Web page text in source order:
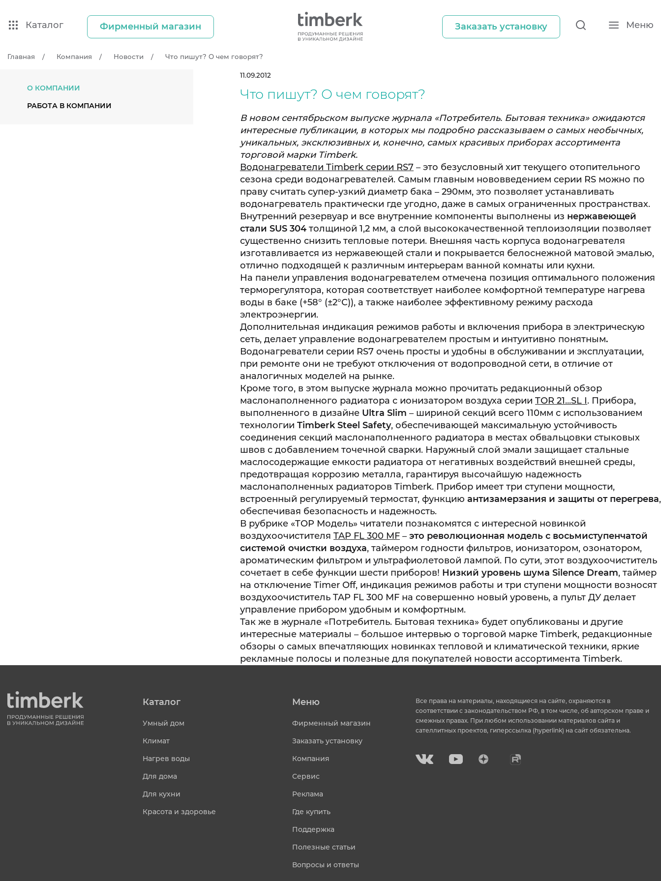
Каталог Фирменный магазин Заказать установку Меню
Главная Компания Новости Что пишут? О чем говорят?
О КОМПАНИИ
РАБОТА В КОМПАНИИ
11.09.2012
Что пишут? О чем говорят?
В новом сентябрьском выпуске журнала «Потребитель. Бытовая техника» ожидаются
интересные публикации, в которых мы подробно рассказываем о самых необычных,
уникальных, эксклюзивных и, конечно, самых красивых приборах ассортимента
торговой марки Timberk.
Водонагреватели Timberk серии RS7 – это безусловный хит текущего отопительного
сезона среди водонагревателей. Самым главным нововведением серии RS можно по
праву считать супер-узкий диаметр бака – 290мм, это позволяет устанавливать
водонагреватель практически где угодно, даже в самых ограниченных пространствах.
Внутренний резервуар и все внутренние компоненты выполнены из нержавеющей
стали SUS 304 толщиной 1,2 мм, а слой высококачественной теплоизоляции позволяет
существенно снизить тепловые потери. Внешняя часть корпуса водонагревателя
изготавливается из нержавеющей стали и покрывается белоснежной матовой эмалью,
отлично подходящей к различным интерьерам ванной комнаты или кухни.
На панели управления водонагревателем отмечена позиция оптимального положения
терморегулятора, которая соответствует наиболее комфортной температуре нагрева
воды в баке (+58° (±2°С)), а также наиболее эффективному режиму расхода
электроэнергии.
Дополнительная индикация режимов работы и включения прибора в электрическую
сеть, делает управление водонагревателем простым и интуитивно понятным.
Водонагреватели серии RS7 очень просты и удобны в обслуживании и эксплуатации,
при ремонте они не требуют отключения от водопроводной сети, в отличие от
аналогичных моделей на рынке.
Кроме того, в этом выпуске журнала можно прочитать редакционный обзор
маслонаполненного радиатора с ионизатором воздуха серии TOR 21...SL I. Прибора,
выполненного в дизайне Ultra Slim – шириной секций всего 110мм с использованием
технологии Timberk Steel Safety, обеспечивающей максимальную устойчивость
соединения секций маслонаполненного радиатора в местах обвальцовки стыковых
швов с добавлением точечной сварки. Наружный слой эмали защищает стальные
маслосодержащие емкости радиатора от негативных воздействий внешней среды,
предотвращая коррозию металла, гарантируя высочайшую надежность
маслонаполненных радиаторов Timberk. Прибор имеет три ступени мощности,
встроенный регулируемый термостат, функцию антизамерзания и защиты от перегрева,
обеспечивая безопасность и надежность.
В рубрике «TOP Модель» читатели познакомятся с интересной новинкой
воздухоочистителя TAP FL 300 MF – это революционная модель с восьмиступенчатой
системой очистки воздуха, таймером годности фильтров, ионизатором, озонатором,
ароматическим фильтром и ультрафиолетовой лампой. По сути, этот воздухоочиститель
сочетает в себе функции шести приборов! Низкий уровень шума Silence Dream, таймер
на отключение Timer Off, индикация режимов работы и три ступени мощности возносят
воздухоочиститель TAP FL 300 MF на совершенно новый уровень, а пульт ДУ делает
управление прибором удобным и комфортным.
Так же в журнале «Потребитель. Бытовая техника» будет опубликованы и другие
интересные материалы – большое интервью о торговой марке Timberk, редакционные
обзоры о самых впечатляющих новинках тепловой и климатической техники, яркие
рекламные полосы и полезные для покупателей новости ассортимента Timberk.
Каталог
Умный дом
Климат
Нагрев воды
Для дома
Для кухни
Красота и здоровье
Меню
Фирменный магазин
Заказать установку
Компания
Сервис
Реклама
Где купить
Поддержка
Полезные статьи
Вопросы и ответы
Все права на материалы, находящиеся на сайте, охраняются в
соответствии с законодательством РФ, в том числе, об авторском праве и
смежных правах. При любом использовании материалов сайта и
сателлитных проектов, гиперссылка (hyperlink) на сайт обязательна.